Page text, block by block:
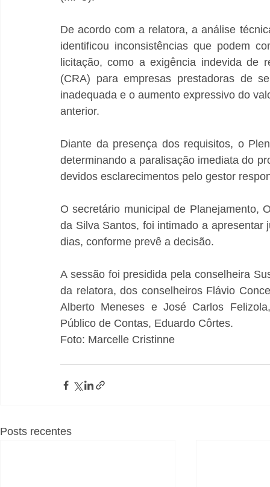
De acordo com a relatora, a análise
identificou inconsistências que podem
licitação, como a exigência indevida de
(CRA) para empresas prestadoras de
inadequada e o aumento expressivo do
anterior.
Diante da presença dos requisitos, o
determinando a paralisação imediata do
devidos esclarecimentos pelo gestor
O secretário municipal de Planejamento,
da Silva Santos, foi intimado a
dias, conforme prevê a decisão.
A sessão foi presidida pela conselheira
da relatora, dos conselheiros Flávio
Alberto Meneses e José Carlos
Público de Contas, Eduardo Côrtes.
Foto: Marcelle Cristinne
Posts recentes